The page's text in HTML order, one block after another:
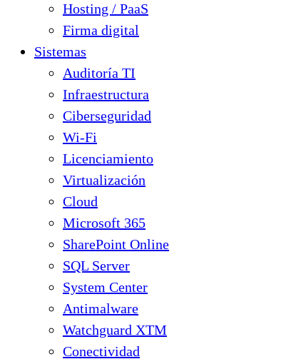
Hosting / PaaS
Firma digital
Sistemas
Auditoría TI
Infraestructura
Ciberseguridad
Wi-Fi
Licenciamiento
Virtualización
Cloud
Microsoft 365
SharePoint Online
SQL Server
System Center
Antimalware
Watchguard XTM
Conectividad